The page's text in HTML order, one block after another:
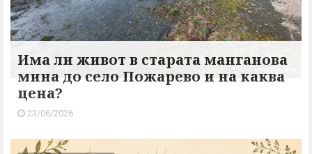
Има ли живот в старата манганова
мина до село Пожарево и на каква
цена?
23/06/2026